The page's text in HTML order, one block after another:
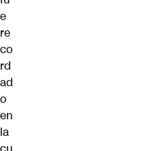
e
re
co
rd
ad
o
en
la